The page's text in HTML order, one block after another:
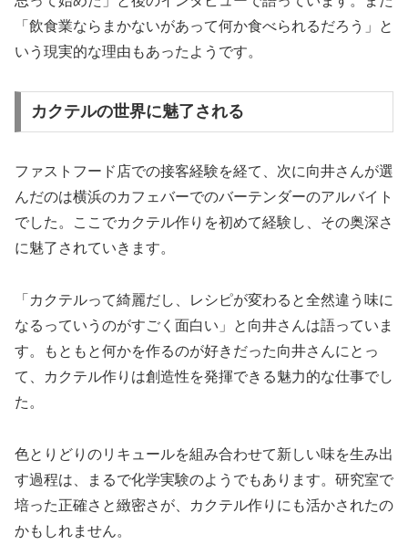
「飲食業ならまかないがあって何か食べられるだろう」と
いう現実的な理由もあったようです。
カクテルの世界に魅了される
ファストフード店での接客経験を経て、次に向井さんが選
んだのは横浜のカフェバーでのバーテンダーのアルバイト
でした。ここでカクテル作りを初めて経験し、その奥深さ
に魅了されていきます。
「カクテルって綺麗だし、レシピが変わると全然違う味に
なるっていうのがすごく面白い」と向井さんは語っていま
す。もともと何かを作るのが好きだった向井さんにとっ
て、カクテル作りは創造性を発揮できる魅力的な仕事でし
た。
色とりどりのリキュールを組み合わせて新しい味を生み出
す過程は、まるで化学実験のようでもあります。研究室で
培った正確さと緻密さが、カクテル作りにも活かされたの
かもしれません。